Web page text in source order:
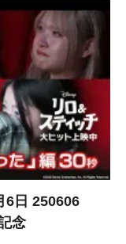
6日 250606
念